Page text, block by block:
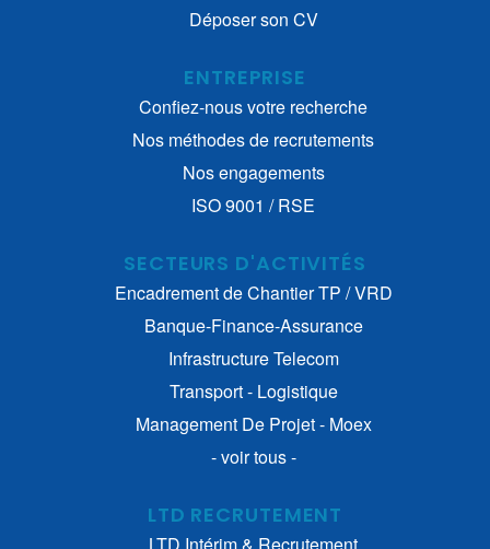
Déposer son CV
ENTREPRISE
Confiez-nous votre recherche
Nos méthodes de recrutements
Nos engagements
ISO 9001 / RSE
SECTEURS D'ACTIVITÉS
Encadrement de Chantier TP / VRD
Banque-Finance-Assurance
Infrastructure Telecom
Transport - Logistique
Management De Projet - Moex
- voir tous -
LTD RECRUTEMENT
LTD Intérim & Recrutement